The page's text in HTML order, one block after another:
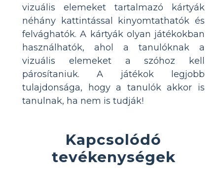
vizuális elemeket tartalmazó kártyák
néhány kattintással kinyomtathatók és
felvághatók. A kártyák olyan játékokban
használhatók, ahol a tanulóknak a
vizuális elemeket a szóhoz kell
párosítaniuk. A játékok legjobb
tulajdonsága, hogy a tanulók akkor is
tanulnak, ha nem is tudják!
Kapcsolódó
tevékenységek